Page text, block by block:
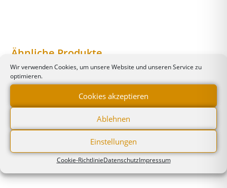
Wir verwenden Cookies, um unsere Website und unseren Service zu
optimieren.
Cookies akzeptieren
Ablehnen
Einstellungen
Cookie-RichtlinieDatenschutzImpressum
Ähnliche Produkte